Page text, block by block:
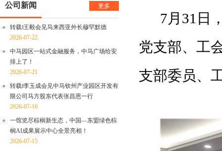
公司新闻 更多
转载‖王毅会见马来西亚外长穆罕默德
2026-07-22
中马园区一站式金融服务，中马广场给安
排上了！
2026-07-21
转载‖李玉成会见中马钦州产业园区开发有
限公司马方股东代表张昌恩一行
2026-07-16
一馆览尽棕榈新生态，中国—东盟绿色棕
榈AI成果展示中心全景亮相！
2026-07-15
7月31日
党支部、工
支部委员、